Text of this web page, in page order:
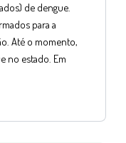
de dengue.
para a
Até o momento,
no estado. Em